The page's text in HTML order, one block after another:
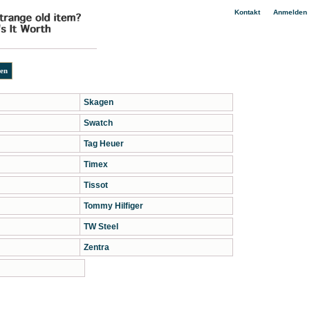
Kontakt| Anmelden
Skagen
Swatch
Tag Heuer
Timex
Tissot
Tommy Hilfiger
TW Steel
Zentra